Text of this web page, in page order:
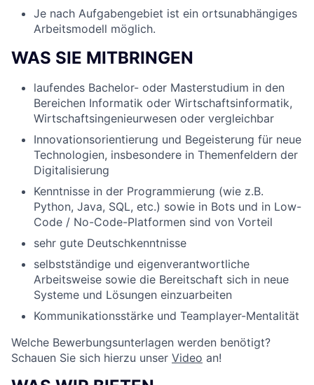
Je nach Aufgabengebiet ist ein ortsunabhängiges
Arbeitsmodell möglich.
WAS SIE MITBRINGEN
laufendes Bachelor- oder Masterstudium in den
Bereichen Informatik oder Wirtschaftsinformatik,
Wirtschaftsingenieurwesen oder vergleichbar
Innovationsorientierung und Begeisterung für neue
Technologien, insbesondere in Themenfeldern der
Digitalisierung
Kenntnisse in der Programmierung (wie z.B.
Python, Java, SQL, etc.) sowie in Bots und in Low-
Code / No-Code-Platformen sind von Vorteil
sehr gute Deutschkenntnisse
selbstständige und eigenverantwortliche
Arbeitsweise sowie die Bereitschaft sich in neue
Systeme und Lösungen einzuarbeiten
Kommunikationsstärke und Teamplayer-Mentalität
Welche Bewerbungsunterlagen werden benötigt?
Schauen Sie sich hierzu unser Video an!